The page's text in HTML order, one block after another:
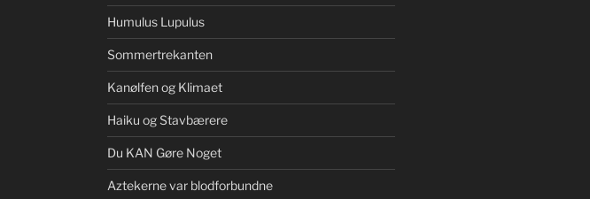
Humulus Lupulus
Sommertrekanten
Kanølfen og Klimaet
Haiku og Stavbærere
Du KAN Gøre Noget
Aztekerne var blodforbundne